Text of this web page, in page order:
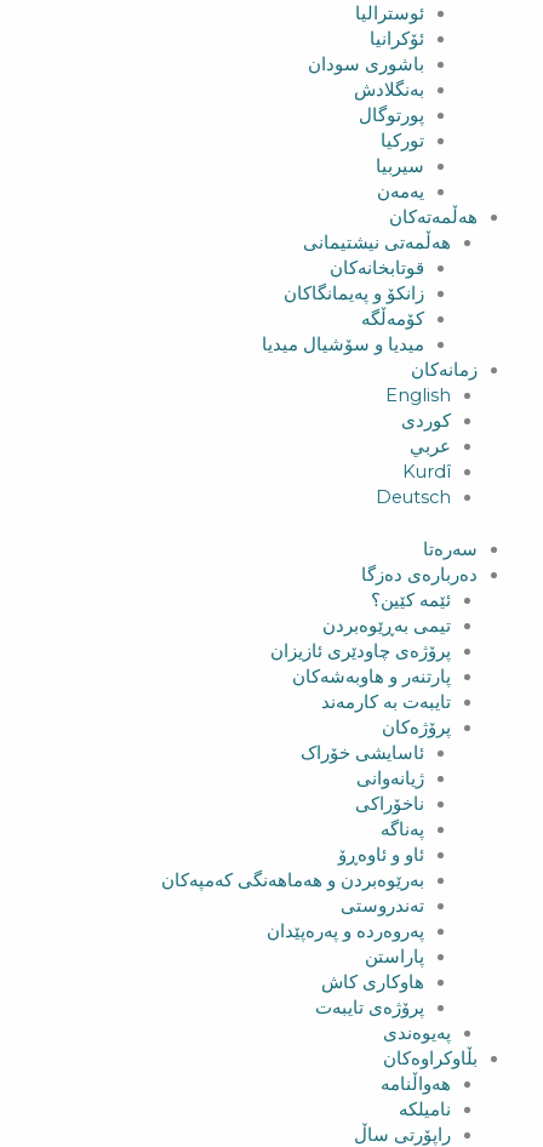
ئوسترالیا
ئۆکرانیا
باشوری سودان
بەنگلادش
پورتوگال
تورکیا
سیربیا
یەمەن
هەڵمەتەکان
هەڵمەتی نیشتیمانی
قوتابخانەکان
زانکۆ و پەیمانگاکان
کۆمەڵگە
میدیا و سۆشیال میدیا
زمانەکان
English
کوردی
عربي
Kurdî
Deutsch
سەرەتا
دەربارەی دەزگا
ئێمە کێین؟
تیمی بەڕێوەبردن
پرۆژەی چاودێری ئازیزان
پارتنەر و هاوبەشەکان
تایبەت بە کارمەند
پرۆژەکان
ئاسایشی خۆراک
ژیانەوانی
ناخۆراکی
پەناگە
ئاو و ئاوەڕۆ
بەرێوەبردن و هەماهەنگی کەمپەکان
تەندروستی
پەروەردە و پەرەپێدان
پاراستن
هاوکاری کاش
پرۆژەی تایبەت
پەیوەندی
بڵاوکراوەکان
هەواڵنامە
نامیلکە
راپۆرتی ساڵ